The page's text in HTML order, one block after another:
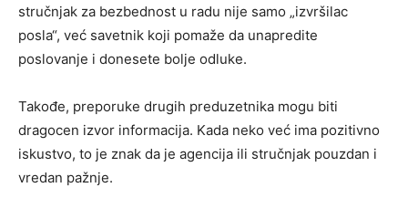
stručnjak za bezbednost u radu nije samo „izvršilac
posla“, već savetnik koji pomaže da unapredite
poslovanje i donesete bolje odluke.
Takođe, preporuke drugih preduzetnika mogu biti
dragocen izvor informacija. Kada neko već ima pozitivno
iskustvo, to je znak da je agencija ili stručnjak pouzdan i
vredan pažnje.